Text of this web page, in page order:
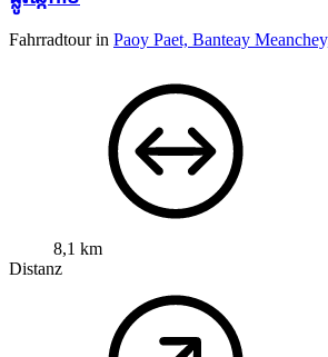
Fahrradtour in Paoy Paet, Banteay
8,1 km
Distanz